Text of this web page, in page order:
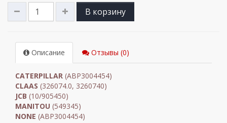
В корзину
Описание Отзывы (0)
CATERPILLAR (ABP3004454)
CLAAS (326074.0, 3260740)
JCB (10/905450)
MANITOU (549345)
NONE (ABP3004454)